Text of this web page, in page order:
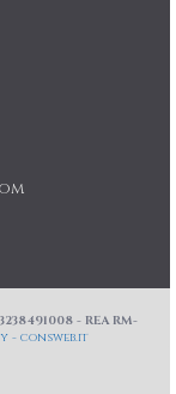
- REA RM-
- consweb.it